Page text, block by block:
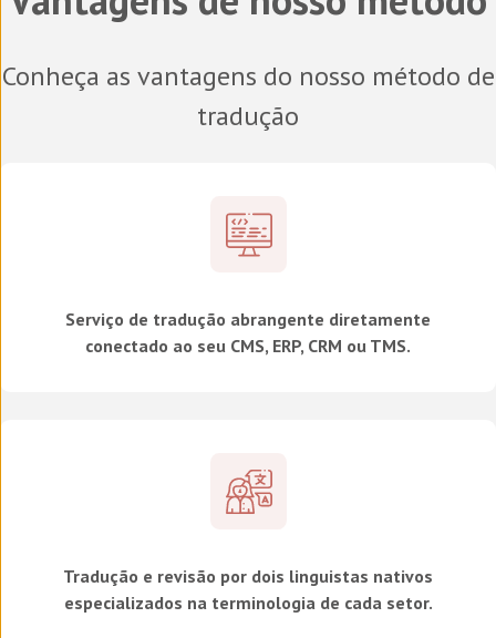
Conheça as vantagens do nosso método de
tradução
Serviço de tradução abrangente diretamente
conectado ao seu CMS, ERP, CRM ou TMS.
Tradução e revisão por dois linguistas nativos
especializados na terminologia de cada setor.